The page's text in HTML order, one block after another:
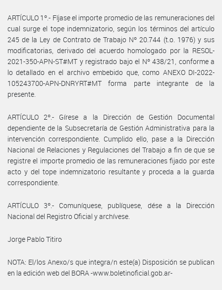
ARTÍCULO 1º.- Fíjase el importe promedio de las remuneraciones del
cual surge el tope indemnizatorio, según los términos del artículo
245 de la Ley de Contrato de Trabajo Nº 20.744 (t.o. 1976) y sus
modificatorias, derivado del acuerdo homologado por la RESOL-
2021-350-APN-ST#MT y registrado bajo el Nº 438/21, conforme a
lo detallado en el archivo embebido que, como ANEXO DI-2022-
105243700-APN-DNRYRT#MT forma parte integrante de la
presente.
ARTÍCULO 2º.- Gírese a la Dirección de Gestión Documental
dependiente de la Subsecretaría de Gestión Administrativa para la
intervención correspondiente. Cumplido ello, pase a la Dirección
Nacional de Relaciones y Regulaciones del Trabajo a fin de que se
registre el importe promedio de las remuneraciones fijado por este
acto y del tope indemnizatorio resultante y proceda a la guarda
correspondiente.
ARTÍCULO 3º.- Comuníquese, publíquese, dése a la Dirección
Nacional del Registro Oficial y archívese.
Jorge Pablo Titiro
NOTA: El/los Anexo/s que integra/n este(a) Disposición se publican
en la edición web del BORA -www.boletinoficial.gob.ar-